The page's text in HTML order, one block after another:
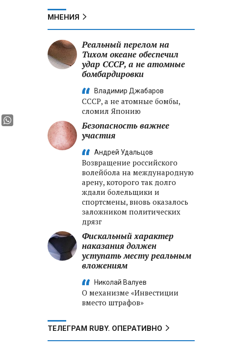
МНЕНИЯ
Реальный перелом на
Тихом океане обеспечил
удар СССР, а не атомные
бомбардировки
Владимир Джабаров
СССР, а не атомные бомбы,
сломил Японию
Безопасность важнее
участия
Андрей Удальцов
Возвращение российского
волейбола на международную
арену, которого так долго
ждали болельщики и
спортсмены, вновь оказалось
заложником политических
дрязг
Фискальный характер
наказания должен
уступать месту реальным
вложениям
Николай Валуев
О механизме «Инвестиции
вместо штрафов»
ТЕЛЕГРАМ RUBY. ОПЕРАТИВНО